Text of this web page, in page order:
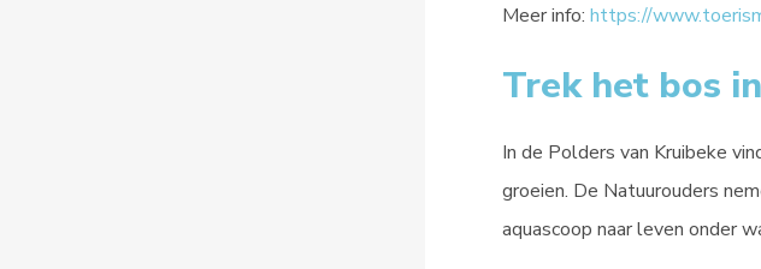
Meer info:https://
Trek het bos
In de Polders van Kruibeke
groeien. De Natuurouders
aquascoop naar leven onder